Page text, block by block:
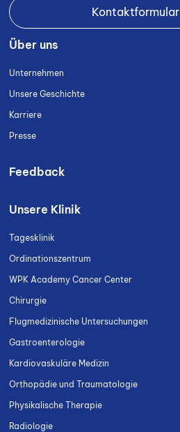
Kontaktformular
Über uns
Unternehmen
Unsere Geschichte
Karriere
Presse
Feedback
Unsere Klinik
Tagesklinik
Ordinationszentrum
WPK Academy Cancer Center
Chirurgie
Flugmedizinische Untersuchungen
Gastroenterologie
Kardiovaskuläre Medizin
Orthopädie und Traumatologie
Physikalische Therapie
Radiologie